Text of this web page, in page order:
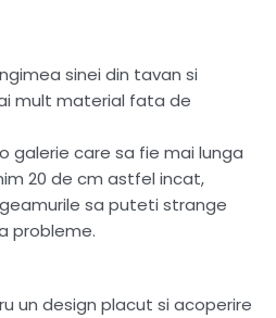
sinei din tavan si
mult material fata de
galerie care sa fie mai lunga
20 de cm astfel incat,
sa puteti strange
probleme.
un design placut si acoperire